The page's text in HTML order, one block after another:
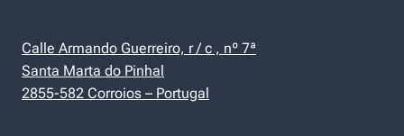
Calle Armando Guerreiro, r / c , nº 7ª
Santa Marta do Pinhal
2855-582 Corroios – Portugal